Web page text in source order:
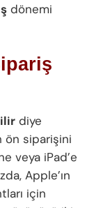
dönemi
diye
ön siparişini
veya iPad’e
Apple’ın
için